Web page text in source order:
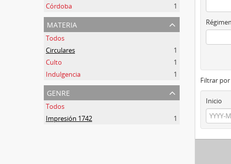
Córdoba
1
materia
Todos
Circulares
1
Culto
1
Indulgencia
1
genre
Todos
Impresión 1742
1
Filtrar
Inicio